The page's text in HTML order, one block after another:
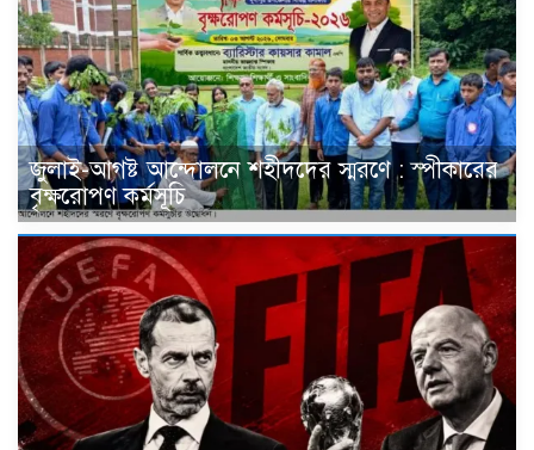
জুলাই-আগষ্ট আন্দোলনে শহীদদের স্মরণে : স্পীকারের
বৃক্ষরোপণ কর্মসূচি